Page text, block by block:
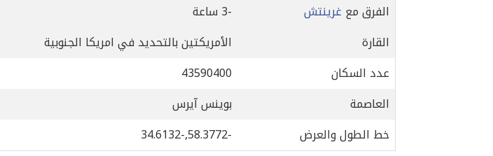
الفرق مع غرينتش -3 ساعة
القارة
الأمريكتين بالتحديد في امريكا الجنوبية
عدد السكان
43590400
العاصمة
بوينس آيرس
خط الطول والعرض
-58.3772,-34.6132